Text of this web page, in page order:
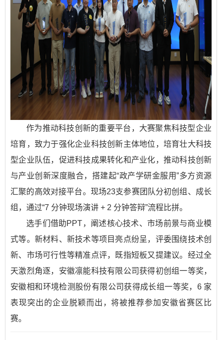
作为推动科技创新的重要平台，大赛聚焦科技型企业
培育，致力于强化企业科技创新主体地位，培育壮大科技
型企业队伍，促进科技成果转化和产业化，推动科技创新
与产业创新深度融合，搭建起“政产学研金服用”多方资源
汇聚的高效对接平台。现场23支参赛团队分初创组、成长
组，通过“7 分钟现场演讲 + 2 分钟答辩”流程比拼。​
选手们借助PPT，阐述核心技术、市场前景与商业模
式等。新材料、新技术等项目亮点纷呈，评委围绕技术创
新、市场可行性等精准点评，既指短板又提建议。经过全
天激烈角逐，安徽凛能科技有限公司获得初创组一等奖，
安徽相和环境检测股份有限公司获得成长组一等奖，6 家
表现突出的企业脱颖而出，将被推荐参加安徽省赛区比
赛。